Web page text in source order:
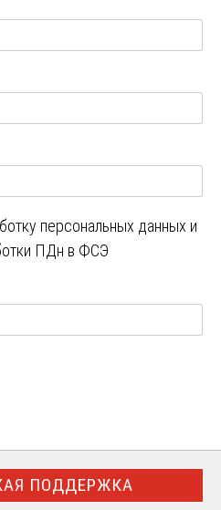
персональных данных и
ПДн в ФСЭ
ПОДДЕРЖКА